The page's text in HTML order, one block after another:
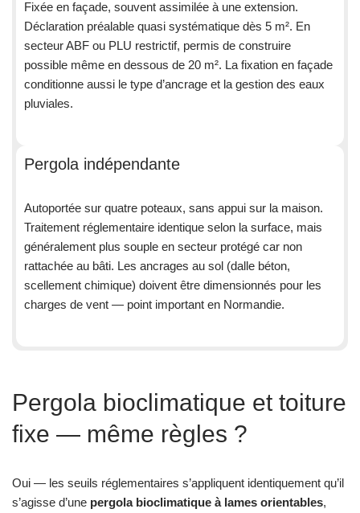
Fixée en façade, souvent assimilée à une extension.
Déclaration préalable quasi systématique dès 5 m². En
secteur ABF ou PLU restrictif, permis de construire
possible même en dessous de 20 m². La fixation en façade
conditionne aussi le type d’ancrage et la gestion des eaux
pluviales.
Pergola indépendante
Autoportée sur quatre poteaux, sans appui sur la maison.
Traitement réglementaire identique selon la surface, mais
généralement plus souple en secteur protégé car non
rattachée au bâti. Les ancrages au sol (dalle béton,
scellement chimique) doivent être dimensionnés pour les
charges de vent — point important en Normandie.
Pergola bioclimatique et toiture
fixe — même règles ?
Oui — les seuils réglementaires s’appliquent identiquement qu’il
s’agisse d’une pergola bioclimatique à lames orientables,